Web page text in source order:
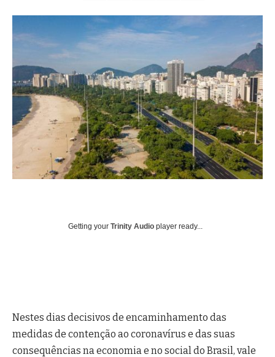
Getting your Trinity Audio player ready...
Nestes dias decisivos de encaminhamento das
medidas de contenção ao coronavírus e das suas
consequências na economia e no social do Brasil, vale